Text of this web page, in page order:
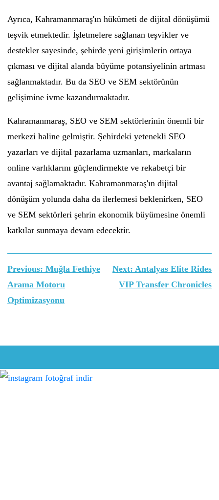
Ayrıca, Kahramanmaraş'ın hükümeti de dijital dönüşümü
teşvik etmektedir. İşletmelere sağlanan teşvikler ve
destekler sayesinde, şehirde yeni girişimlerin ortaya
çıkması ve dijital alanda büyüme potansiyelinin artması
sağlanmaktadır. Bu da SEO ve SEM sektörünün
gelişimine ivme kazandırmaktadır.
Kahramanmaraş, SEO ve SEM sektörlerinin önemli bir
merkezi haline gelmiştir. Şehirdeki yetenekli SEO
yazarları ve dijital pazarlama uzmanları, markaların
online varlıklarını güçlendirmekte ve rekabetçi bir
avantaj sağlamaktadır. Kahramanmaraş'ın dijital
dönüşüm yolunda daha da ilerlemesi beklenirken, SEO
ve SEM sektörleri şehrin ekonomik büyümesine önemli
katkılar sunmaya devam edecektir.
Yazı
gezinmesi
Previous: Muğla Fethiye
Arama Motoru
Optimizasyonu
Next: Antalyas Elite Rides
VIP Transfer Chronicles